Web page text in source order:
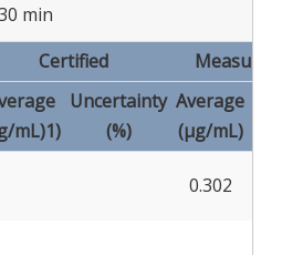
min
Certified
Measured
mL)1)
Uncertainty
(%)
Average
(μg/mL)
0.302